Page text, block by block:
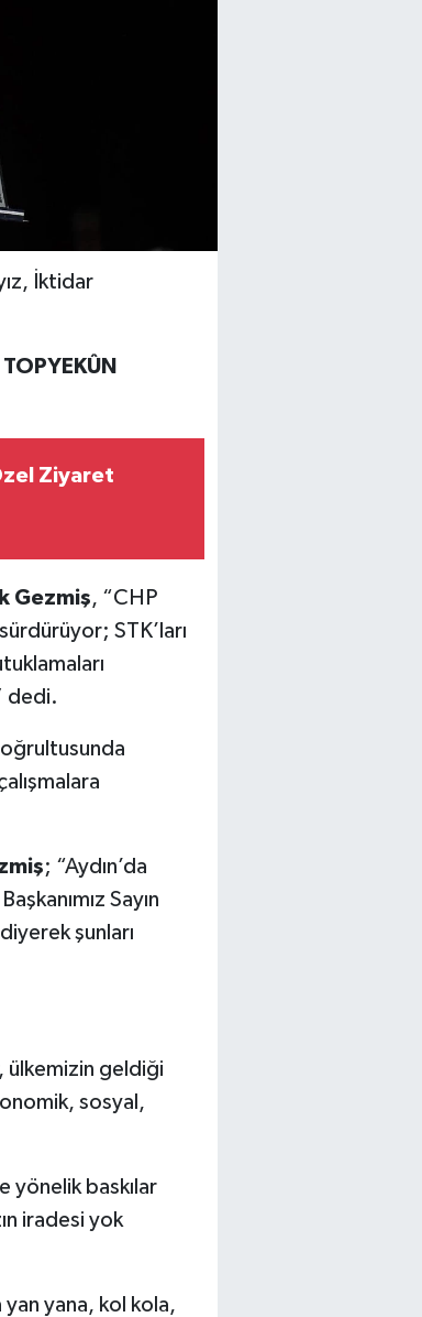
İktidar
Ziyaret
Gezmiş, “CHP
STK’ları
dedi.
; “Aydın’da
Sayın
şunları
ülkemizin geldiği
sosyal,
yönelik baskılar
iradesi yok
yan yana, kol kola,